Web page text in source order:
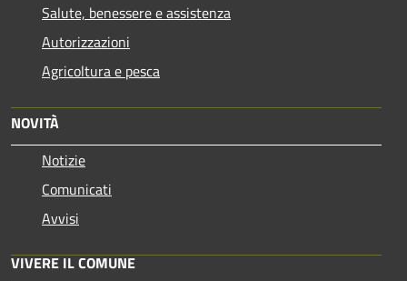
Salute, benessere e assistenza
Autorizzazioni
Agricoltura e pesca
NOVITÀ
Notizie
Comunicati
Avvisi
VIVERE IL COMUNE